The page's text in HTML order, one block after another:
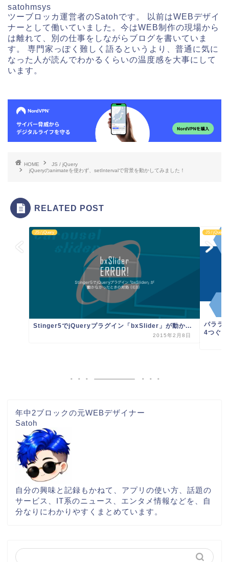
satohmsys
ツーブロッカ運営者のSatohです。 以前はWEBデザイ
ナーとして働いていました。今はWEB制作の現場から
は離れて、別の仕事をしながらブログを書いていま
す。 専門家っぽく難しく語るというより、普通に気に
なった人が読んでわかるくらいの温度感を大事にして
います。
HOME
JS / jQuery
jQueryのanimateを使わず、setIntervalで背景を動かしてみました！
RELATED POST
JS / jQuery
Stinger5でjQueryプラグイン「bxSlider」が動か...
2015年2月8日
JS / jQuery
パララ
4つぐ
年中2ブロックの元WEBデザイナー
Satoh
自分の興味と記録もかねて、アプリの使い方、話題の
サービス、IT系のニュース、エンタメ情報などを、自
分なりにわかりやすくまとめています。